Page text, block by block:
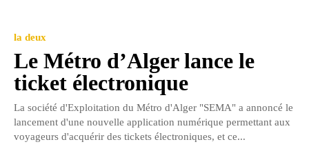
la deux
Le Métro d’Alger lance le
ticket électronique
La société d'Exploitation du Métro d'Alger "SEMA" a annoncé le
lancement d'une nouvelle application numérique permettant aux
voyageurs d'acquérir des tickets électroniques, et ce...